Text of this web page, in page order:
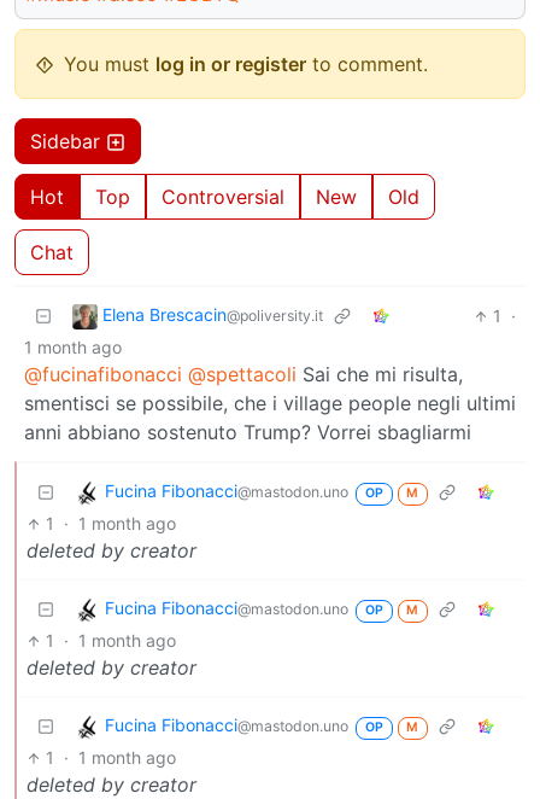
You must log in or register to comment.
Sidebar
Hot Top Controversial New Old
Chat
Elena Brescacin@poliversity.it 1
·
1 month ago
@fucinafibonacci @spettacoli Sai che mi risulta,
smentisci se possibile, che i village people negli ultimi
anni abbiano sostenuto Trump? Vorrei sbagliarmi
Fucina Fibonacci@mastodon.uno OP M
1 · 1 month ago
deleted by creator
Fucina Fibonacci@mastodon.uno OP M
1 · 1 month ago
deleted by creator
Fucina Fibonacci@mastodon.uno OP M
1 · 1 month ago
deleted by creator